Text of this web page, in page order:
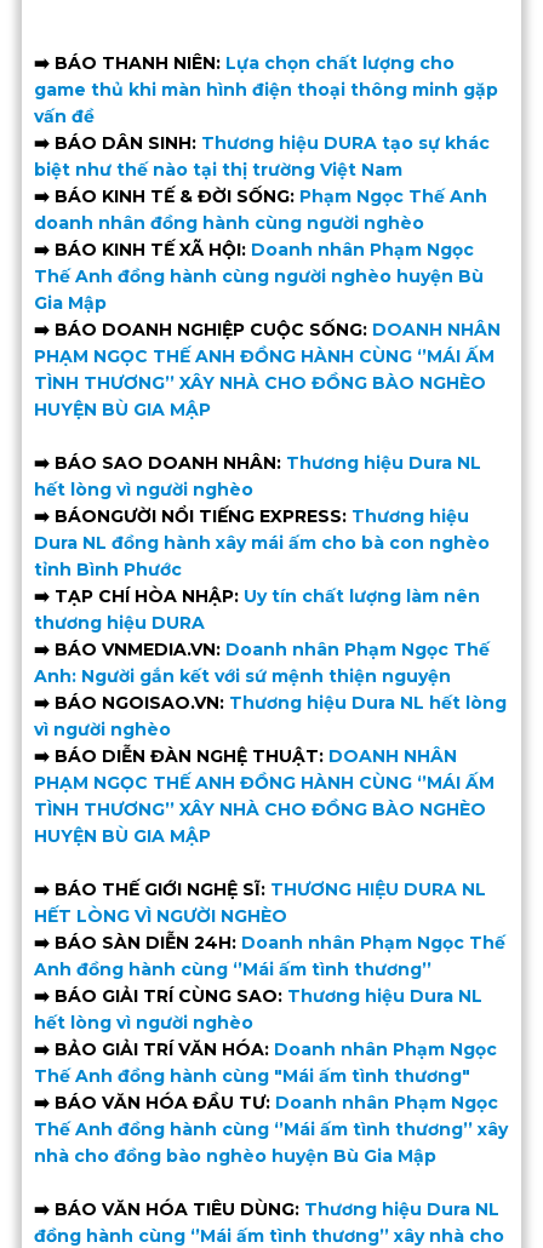
➡️ BÁO THANH NIÊN: Lựa chọn chất lượng cho
game thủ khi màn hình điện thoại thông minh gặp
vấn đề
➡️ BÁO DÂN SINH: Thương hiệu DURA tạo sự khác
biệt như thế nào tại thị trường Việt Nam
➡️ BÁO KINH TẾ & ĐỜI SỐNG: Phạm Ngọc Thế Anh
doanh nhân đồng hành cùng người nghèo
➡️ BÁO KINH TẾ XÃ HỘI: Doanh nhân Phạm Ngọc
Thế Anh đồng hành cùng người nghèo huyện Bù
Gia Mập
➡️ BÁO DOANH NGHIỆP CUỘC SỐNG: DOANH NHÂN
PHẠM NGỌC THẾ ANH ĐỒNG HÀNH CÙNG ‘’MÁI ẤM
TÌNH THƯƠNG’’ XÂY NHÀ CHO ĐỒNG BÀO NGHÈO
HUYỆN BÙ GIA MẬP
➡️ BÁO SAO DOANH NHÂN: Thương hiệu Dura NL
hết lòng vì người nghèo
➡️ BÁONGƯỜI NỔI TIẾNG EXPRESS: Thương hiệu
Dura NL đồng hành xây mái ấm cho bà con nghèo
tỉnh Bình Phước
➡️ TẠP CHÍ HÒA NHẬP: Uy tín chất lượng làm nên
thương hiệu DURA
➡️ BÁO VNMEDIA.VN: Doanh nhân Phạm Ngọc Thế
Anh: Người gắn kết với sứ mệnh thiện nguyện
➡️ BÁO NGOISAO.VN: Thương hiệu Dura NL hết lòng
vì người nghèo
➡️ BÁO DIỄN ĐÀN NGHỆ THUẬT: DOANH NHÂN
PHẠM NGỌC THẾ ANH ĐỒNG HÀNH CÙNG ‘’MÁI ẤM
TÌNH THƯƠNG’’ XÂY NHÀ CHO ĐỒNG BÀO NGHÈO
HUYỆN BÙ GIA MẬP
➡️ BÁO THẾ GIỚI NGHỆ SĨ: THƯƠNG HIỆU DURA NL
HẾT LÒNG VÌ NGƯỜI NGHÈO
➡️ BÁO SÀN DIỄN 24H: Doanh nhân Phạm Ngọc Thế
Anh đồng hành cùng ‘’Mái ấm tình thương’’
➡️ BÁO GIẢI TRÍ CÙNG SAO: Thương hiệu Dura NL
hết lòng vì người nghèo
➡️ BẢO GIẢI TRÍ VĂN HÓA: Doanh nhân Phạm Ngọc
Thế Anh đồng hành cùng "Mái ấm tình thương"
➡️ BÁO VĂN HÓA ĐẦU TƯ: Doanh nhân Phạm Ngọc
Thế Anh đồng hành cùng ‘’Mái ấm tình thương’’ xây
nhà cho đồng bào nghèo huyện Bù Gia Mập
➡️ BÁO VĂN HÓA TIÊU DÙNG: Thương hiệu Dura NL
đồng hành cùng ‘’Mái ấm tình thương’’ xây nhà cho